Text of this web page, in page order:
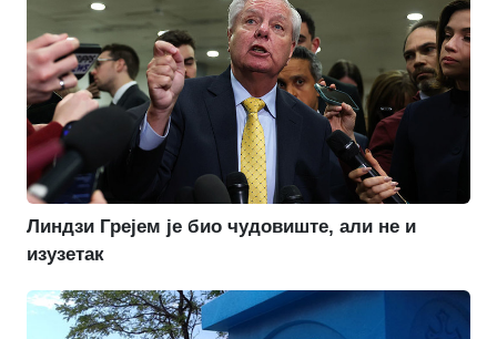
Линдзи Грејем је био чудовиште, али не и
изузетак